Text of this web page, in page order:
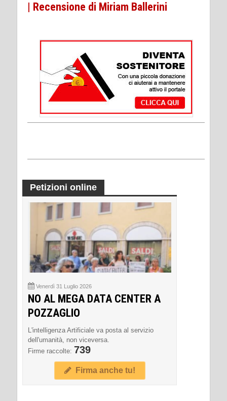
| Recensione di Miriam Ballerini
Petizioni online
Venerdì 31 Luglio 2026
NO AL MEGA DATA CENTER A
POZZAGLIO
L'intelligenza Artificiale va posta al servizio
dell'umanità, non viceversa.
Firme raccolte: 739
Firma anche tu!